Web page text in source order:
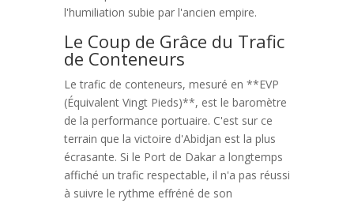
l'humiliation subie par l'ancien empire.
Le Coup de Grâce du Trafic
de Conteneurs
Le trafic de conteneurs, mesuré en **EVP
(Équivalent Vingt Pieds)**, est le baromètre
de la performance portuaire. C'est sur ce
terrain que la victoire d'Abidjan est la plus
écrasante. Si le Port de Dakar a longtemps
affiché un trafic respectable, il n'a pas réussi
à suivre le rythme effréné de son